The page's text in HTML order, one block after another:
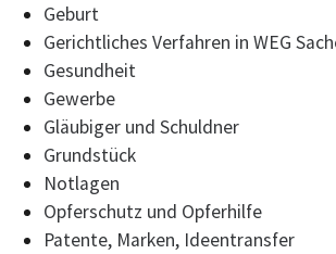
Geburt
Gerichtliches Verfahren in WEG
Gesundheit
Gewerbe
Gläubiger und Schuldner
Grundstück
Notlagen
Opferschutz und Opferhilfe
Patente, Marken, Ideentransfer